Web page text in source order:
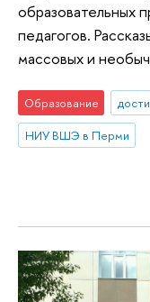
образовательных
педагогов.
массовых и
Образование
НИУ ВШЭ в Перми